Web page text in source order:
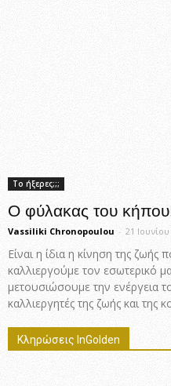
Το ήξερες;;;
Ο φύλακας του
Vassiliki Chronopoulou - 21 Ιουνίου
Είναι η ίδια η κίνηση της ζωής
καλλιεργούμε τον εσωτερικό
μετουσιώσουμε την ενέργεια
καλλιεργητές της ζωής και της
Κληρώσεις InGolden